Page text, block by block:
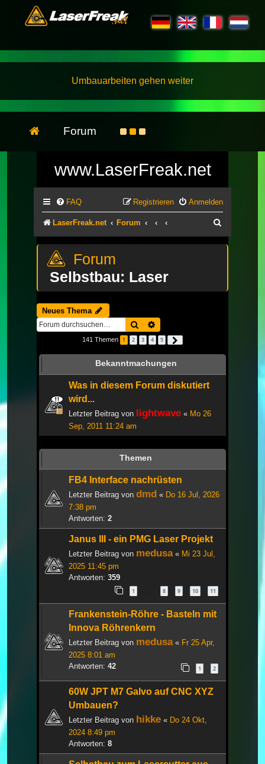
Umbauarbeiten gehen weiter
Forum
www.LaserFreak.net
FAQ Anmelden
Registrieren
LaserFreak.net Forum
Selbstbau: Laser
Neues Thema
Suche
141 Themen 1 2 3 4 5
Bekanntmachungen
Was in diesem Forum diskutiert
wird...
Letzter Beitrag von lightwave « Mo 26
Sep, 2011 11:24 am
Themen
FB4 Interface nachrüsten
Letzter Beitrag von dmd « Do 16 Jul, 2026
7:38 pm
Antworten: 2
Janus III - ein PMG Laser Projekt
Letzter Beitrag von medusa« Mi 23 Jul,
2025 11:45 pm
Antworten: 359
1 8 9 10 11
Frankenstein-Röhre - Basteln mit
Innova Röhrenkern
Letzter Beitrag von medusa« Fr 25 Apr,
2025 8:01 am
Antworten: 42 1 2
60W JPT M7 Galvo auf CNC XYZ
Umbauen?
Letzter Beitrag von hikke « Do 24 Okt,
2024 8:49 pm
Antworten: 8